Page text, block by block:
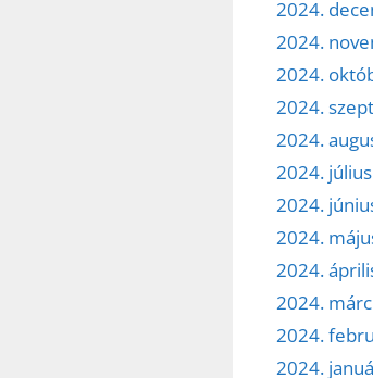
2024.
2024.
2024.
2024.
2024.
2024. július
2024.
2024.
2024.
2024.
2024.
2024.